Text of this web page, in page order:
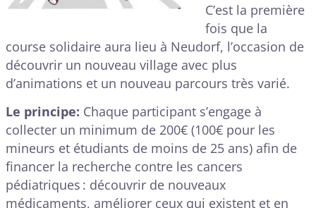
C’est la première
fois que la
course solidaire aura lieu à Neudorf, l’occasion de
découvrir un nouveau village avec plus
d’animations et un nouveau parcours très varié.
Le principe: Chaque participant s’engage à
collecter un minimum de 200€ (100€ pour les
mineurs et étudiants de moins de 25 ans) afin de
financer la recherche contre les cancers
pédiatriques : découvrir de nouveaux
médicaments, améliorer ceux qui existent et en